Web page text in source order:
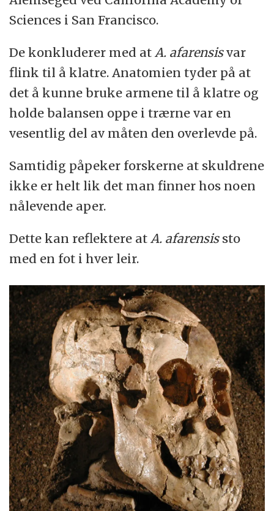
Sciences i San Francisco.
De konkluderer med at A. afarensisvar
flink til å klatre. Anatomien tyder på at
det å kunne bruke armene til å klatre og
holde balansen oppe i trærne var en
vesentlig del av måten den overlevde på.
Samtidig påpeker forskerne at skuldrene
ikke er helt lik det man finner hos noen
nålevende aper.
Dette kan reflektere at A. afarensissto
med en fot i hver leir.